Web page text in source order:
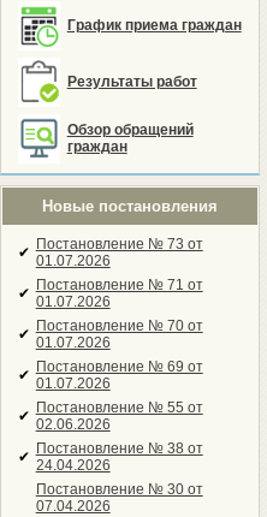
График приема граждан
Результаты работ
Обзор обращений
граждан
Новые постановления
✔ Постановление № 73 от
01.07.2026
✔ Постановление № 71 от
01.07.2026
✔ Постановление № 70 от
01.07.2026
✔ Постановление № 69 от
01.07.2026
✔ Постановление № 55 от
02.06.2026
✔ Постановление № 38 от
24.04.2026
Постановление № 30 от
07.04.2026